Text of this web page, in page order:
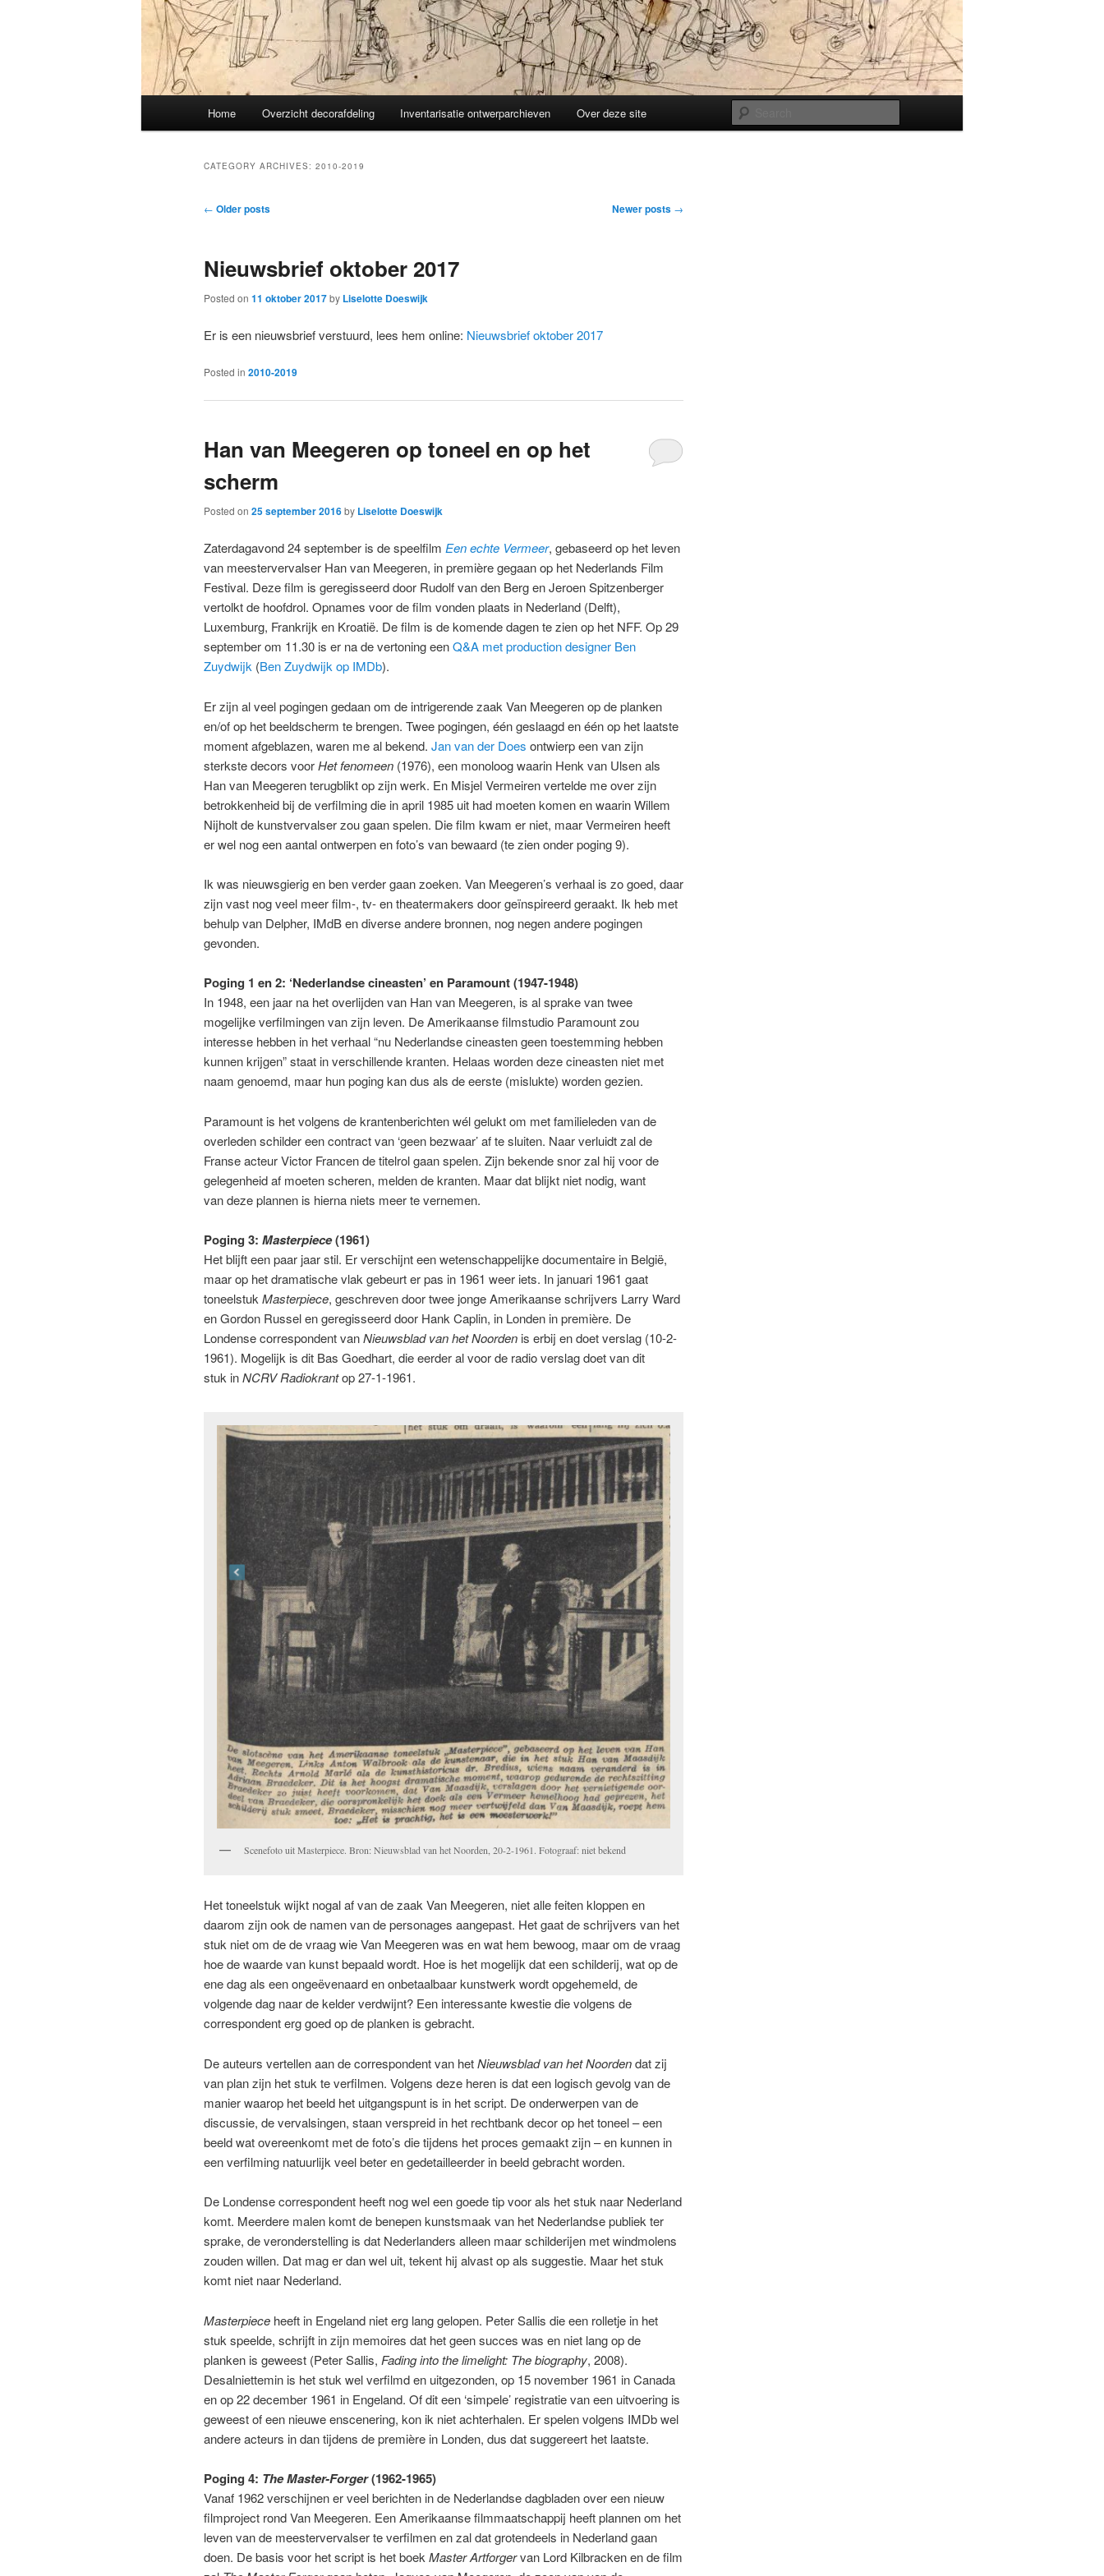
Home Overzicht decorafdeling Inventarisatie ontwerparchieven Over deze site
CATEGORY ARCHIVES: 2010-2019
Post
← Older posts Newer posts →
Nieuwsbrief oktober 2017
Posted on 11 oktober 2017by Liselotte Doeswijk
Er is een nieuwsbrief verstuurd, lees hem online: Nieuwsbrief oktober 2017
Posted in 2010-2019
Han van Meegeren op toneel en op het
scherm
Posted on 25 september 2016by Liselotte Doeswijk
Zaterdagavond 24 september is de speelfilm Een echte Vermeer, gebaseerd op het leven
van meestervervalser Han van Meegeren, in première gegaan op het Nederlands Film
Festival. Deze film is geregisseerd door Rudolf van den Berg en Jeroen Spitzenberger
vertolkt de hoofdrol. Opnames voor de film vonden plaats in Nederland (Delft),
Luxemburg, Frankrijk en Kroatië. De film is de komende dagen te zien op het NFF. Op 29
september om 11.30 is er na de vertoning eenQ&A met production designer Ben
Zuydwijk (Ben Zuydwijk op IMDb).
Er zijn al veel pogingen gedaan om de intrigerende zaak Van Meegeren op de planken
en/of op het beeldscherm te brengen. Twee pogingen, één geslaagd en één op het laatste
moment afgeblazen, waren me al bekend. Jan van der Does ontwierp een van zijn
sterkste decors voorHet fenomeen (1976), een monoloog waarin Henk van Ulsen als
Han van Meegeren terugblikt op zijn werk. En Misjel Vermeiren vertelde me over zijn
betrokkenheid bij de verfilming die in april 1985 uit had moeten komen en waarin Willem
Nijholt de kunstvervalser zou gaan spelen. Die film kwam er niet, maar Vermeiren heeft
er wel nog een aantal ontwerpen en foto’s van bewaard (te zien onder poging 9).
Ik was nieuwsgierig en ben verder gaan zoeken. Van Meegeren’s verhaal is zo goed, daar
zijn vast nog veel meer film-, tv- en theatermakers door geïnspireerd geraakt. Ik heb met
behulp van Delpher, IMdB en diverse andere bronnen, nog negen andere pogingen
gevonden.
Poging 1 en 2: ‘Nederlandse cineasten’ en Paramount (1947-1948)
In 1948, een jaar na het overlijden van Han van Meegeren, is al sprake van twee
mogelijke verfilmingen van zijn leven. De Amerikaanse filmstudio Paramount zou
interesse hebben in het verhaal “nu Nederlandse cineasten geen toestemming hebben
kunnen krijgen” staat in verschillende kranten. Helaas worden deze cineasten niet met
naam genoemd, maar hun poging kan dus als de eerste (mislukte) worden gezien.
Paramount is het volgens de krantenberichten wél gelukt om met familieleden van de
overleden schilder een contract van ‘geen bezwaar’ af te sluiten. Naar verluidt zal de
Franse acteur Victor Francen de titelrol gaan spelen. Zijn bekende snor zal hij voor de
gelegenheid af moeten scheren, melden de kranten. Maar dat blijkt niet nodig, want
van deze plannen is hierna niets meer te vernemen.
Poging 3: Masterpiece(1961)
Het blijft een paar jaar stil. Er verschijnt een wetenschappelijke documentaire in België,
maar op het dramatische vlak gebeurt er pas in 1961 weer iets. In januari 1961 gaat
toneelstuk Masterpiece, geschreven door twee jonge Amerikaanse schrijvers Larry Ward
en Gordon Russel en geregisseerd door Hank Caplin, in Londen in première. De
Londense correspondent vanNieuwsblad van het Noorden is erbij en doet verslag (10-2-
1961). Mogelijk is dit Bas Goedhart, die eerder al voor de radio verslag doet van dit
stuk inNCRV Radiokrantop 27-1-1961.
Scenefoto uit Masterpiece. Bron: Nieuwsblad van het Noorden, 20-2-1961. Fotograaf: niet bekend
Het toneelstuk wijkt nogal af van de zaak Van Meegeren, niet alle feiten kloppen en
daarom zijn ook de namen van de personages aangepast. Het gaat de schrijvers van het
stuk niet om de de vraag wie Van Meegeren was en wat hem bewoog, maar om de vraag
hoe de waarde van kunst bepaald wordt. Hoe is het mogelijk dat een schilderij, wat op de
ene dag als een ongeëvenaard en onbetaalbaar kunstwerk wordt opgehemeld, de
volgende dag naar de kelder verdwijnt? Een interessante kwestie die volgens de
correspondent erg goed op de planken is gebracht.
De auteurs vertellen aan de correspondent van hetNieuwsblad van het Noordendat zij
van plan zijn het stuk te verfilmen. Volgens deze heren is dat een logisch gevolg van de
manier waarop het beeld het uitgangspunt is in het script. De onderwerpen van de
discussie, de vervalsingen, staan verspreid in het rechtbank decor op het toneel – een
beeld wat overeenkomt met de foto’s die tijdens het proces gemaakt zijn – en kunnen in
een verfilming natuurlijk veel beter en gedetailleerder in beeld gebracht worden.
De Londense correspondent heeft nog wel een goede tip voor als het stuk naar Nederland
komt. Meerdere malen komt de benepen kunstsmaak van het Nederlandse publiek ter
sprake, de veronderstelling is dat Nederlanders alleen maar schilderijen met windmolens
zouden willen. Dat mag er dan wel uit, tekent hij alvast op als suggestie. Maar het stuk
komt niet naar Nederland.
Masterpiece heeft in Engeland niet erg lang gelopen. Peter Sallis die een rolletje in het
stuk speelde, schrijft in zijn memoires dat het geen succes was en niet lang op de
planken is geweest (Peter Sallis, Fading into the limelight: The biography, 2008).
Desalniettemin is het stuk wel verfilmd en uitgezonden, op 15 november 1961 in Canada
en op 22 december 1961 in Engeland. Of dit een ‘simpele’ registratie van een uitvoering is
geweest of een nieuwe enscenering, kon ik niet achterhalen. Er spelen volgens IMDb wel
andere acteurs in dan tijdens de première in Londen, dus dat suggereert het laatste.
Poging 4: The Master-Forger(1962-1965)
Vanaf 1962 verschijnen er veel berichten in de Nederlandse dagbladen over een nieuw
filmproject rond Van Meegeren. Een Amerikaanse filmmaatschappij heeft plannen om het
leven van de meestervervalser te verfilmen en zal dat grotendeels in Nederland gaan
doen. De basis voor het script is het boek Master Artforgervan Lord Kilbracken en de film